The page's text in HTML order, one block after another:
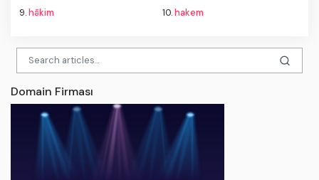
9.hâkim 10.hakem
Domain Firması